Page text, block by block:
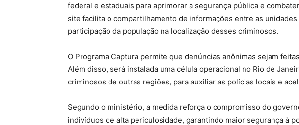
federal e estaduais para aprimorar a segurança pública e
site facilita o compartilhamento de informações entre as
participação da população na localização desses criminosos.
O Programa Captura permite que denúncias anônimas sejam
Além disso, será instalada uma célula operacional no Rio de
criminosos de outras regiões, para auxiliar as polícias locais e
Segundo o ministério, a medida reforça o compromisso do
indivíduos de alta periculosidade, garantindo maior segurança à